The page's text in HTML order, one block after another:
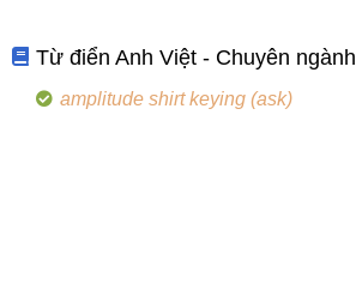
Từ điển Anh Việt - Chuyên ngành
amplitude shirt keying (ask)